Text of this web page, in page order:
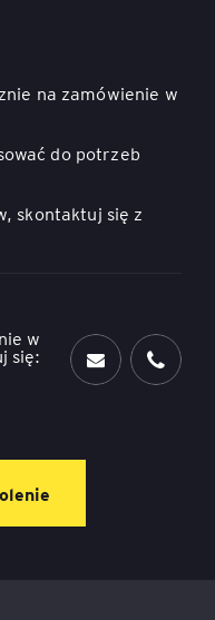
na zamówienie w
do potrzeb
skontaktuj się z
w
się: